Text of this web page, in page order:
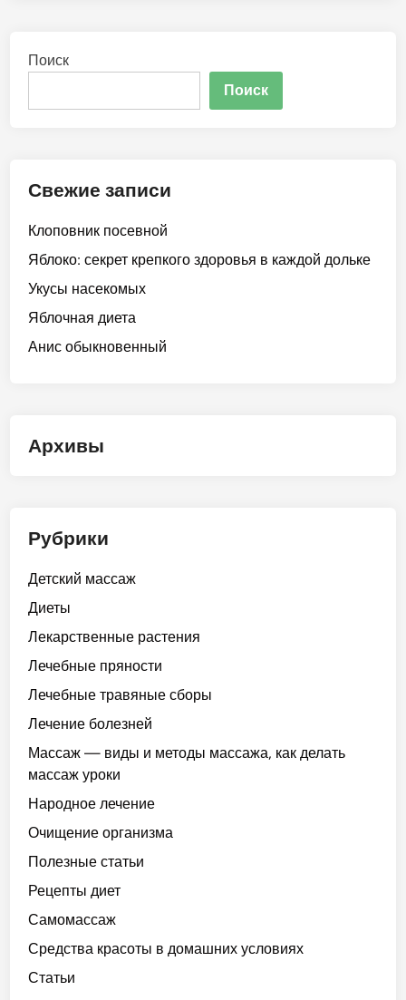
Поиск
Поиск
Свежие записи
Клоповник посевной
Яблоко: секрет крепкого здоровья в каждой дольке
Укусы насекомых
Яблочная диета
Анис обыкновенный
Архивы
Рубрики
Детский массаж
Диеты
Лекарственные растения
Лечебные пряности
Лечебные травяные сборы
Лечение болезней
Массаж — виды и методы массажа, как делать
массаж уроки
Народное лечение
Очищение организма
Полезные статьи
Рецепты диет
Самомассаж
Средства красоты в домашних условиях
Статьи